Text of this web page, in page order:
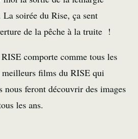
soirée du Rise, ça sent
de la pêche à la truite !
comporte comme tous les
meilleurs films du RISE qui
feront découvrir des images
les ans.